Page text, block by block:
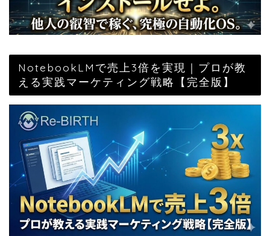
NotebookLMで売上3倍を実現｜プロが教
える実践マーケティング戦略【完全版】